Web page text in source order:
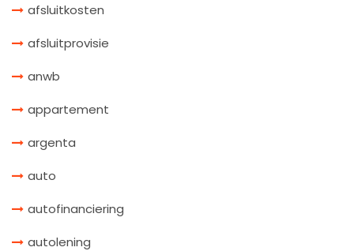
afsluitkosten
afsluitprovisie
anwb
appartement
argenta
auto
autofinanciering
autolening